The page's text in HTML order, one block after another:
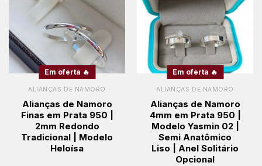
Em oferta 🔥
ALIANÇAS DE NAMORO
Alianças de Namoro
Finas em Prata 950 |
2mm Redondo
Tradicional | Modelo
Heloísa
Em oferta 🔥
ALIANÇAS DE NAMORO
Alianças de Namoro
4mm em Prata 950 |
Modelo Yasmin 02 |
Semi Anatômico
Liso | Anel Solitário
Opcional